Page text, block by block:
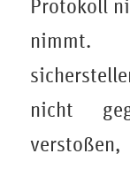
Protokoll
nimmt.
nicht